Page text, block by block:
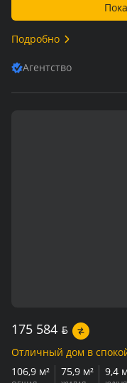
Подробно
Агентство
175 584 BYN
Отличный дом в
106,9 м²
75,9 м² 9,4